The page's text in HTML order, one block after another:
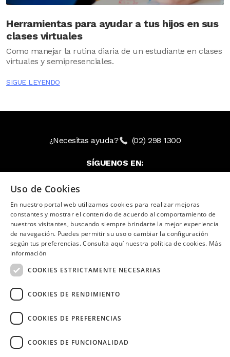
Herramientas para ayudar a tus hijos en sus
clases virtuales
Como manejar la rutina diaria de un estudiante en clases
virtuales y semipresenciales.
SIGUE LEYENDO
¿Necesitas ayuda? (02) 298 1300
SÍGUENOS EN:
Image
Derechos reservados.
Uso de Cookies
En nuestro portal web utilizamos cookies para realizar mejoras
constantes y mostrar el contenido de acuerdo al comportamiento de
nuestros visitantes, buscando siempre brindarte la mejor experiencia
de navegación. Puedes permitir su uso o cambiar la configuración
según tus preferencias. Consulta aquí nuestra política de cookies. Más
información
COOKIES ESTRICTAMENTE NECESARIAS
COOKIES DE RENDIMIENTO
COOKIES DE PREFERENCIAS
COOKIES DE FUNCIONALIDAD